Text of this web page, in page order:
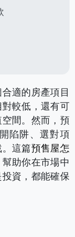
適的房產項目
較低，還有可
間。 然而，預
陷阱、選對項
這篇預售屋怎
助你在市場中
資，都能確保